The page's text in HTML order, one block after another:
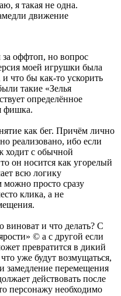
я такая не одна.
движение
оффтоп, но вопрос
моей игрушки была
что бы как-то ускорить
такие «Зелья
определённое
фишка.
как бег. Причём лично
реализовано, ибо если
ходит с обычной
он носится как угорелый
всю логику
просто сразу
клика, а не
виноват и что делать? С
© а с другой если
превратится в дикий
уже будут возмущаться,
замедление перемещения
действовать после
персонажу необходимо